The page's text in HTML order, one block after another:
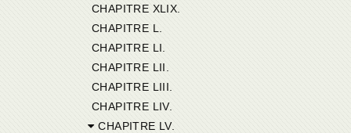
CHAPITRE XLIX.
CHAPITRE L.
CHAPITRE LI.
CHAPITRE LII.
CHAPITRE LIII.
CHAPITRE LIV.
CHAPITRE LV.